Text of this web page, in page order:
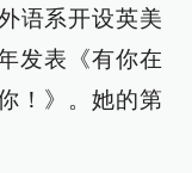
语系开设英美
发表《有你在
！》。她的第